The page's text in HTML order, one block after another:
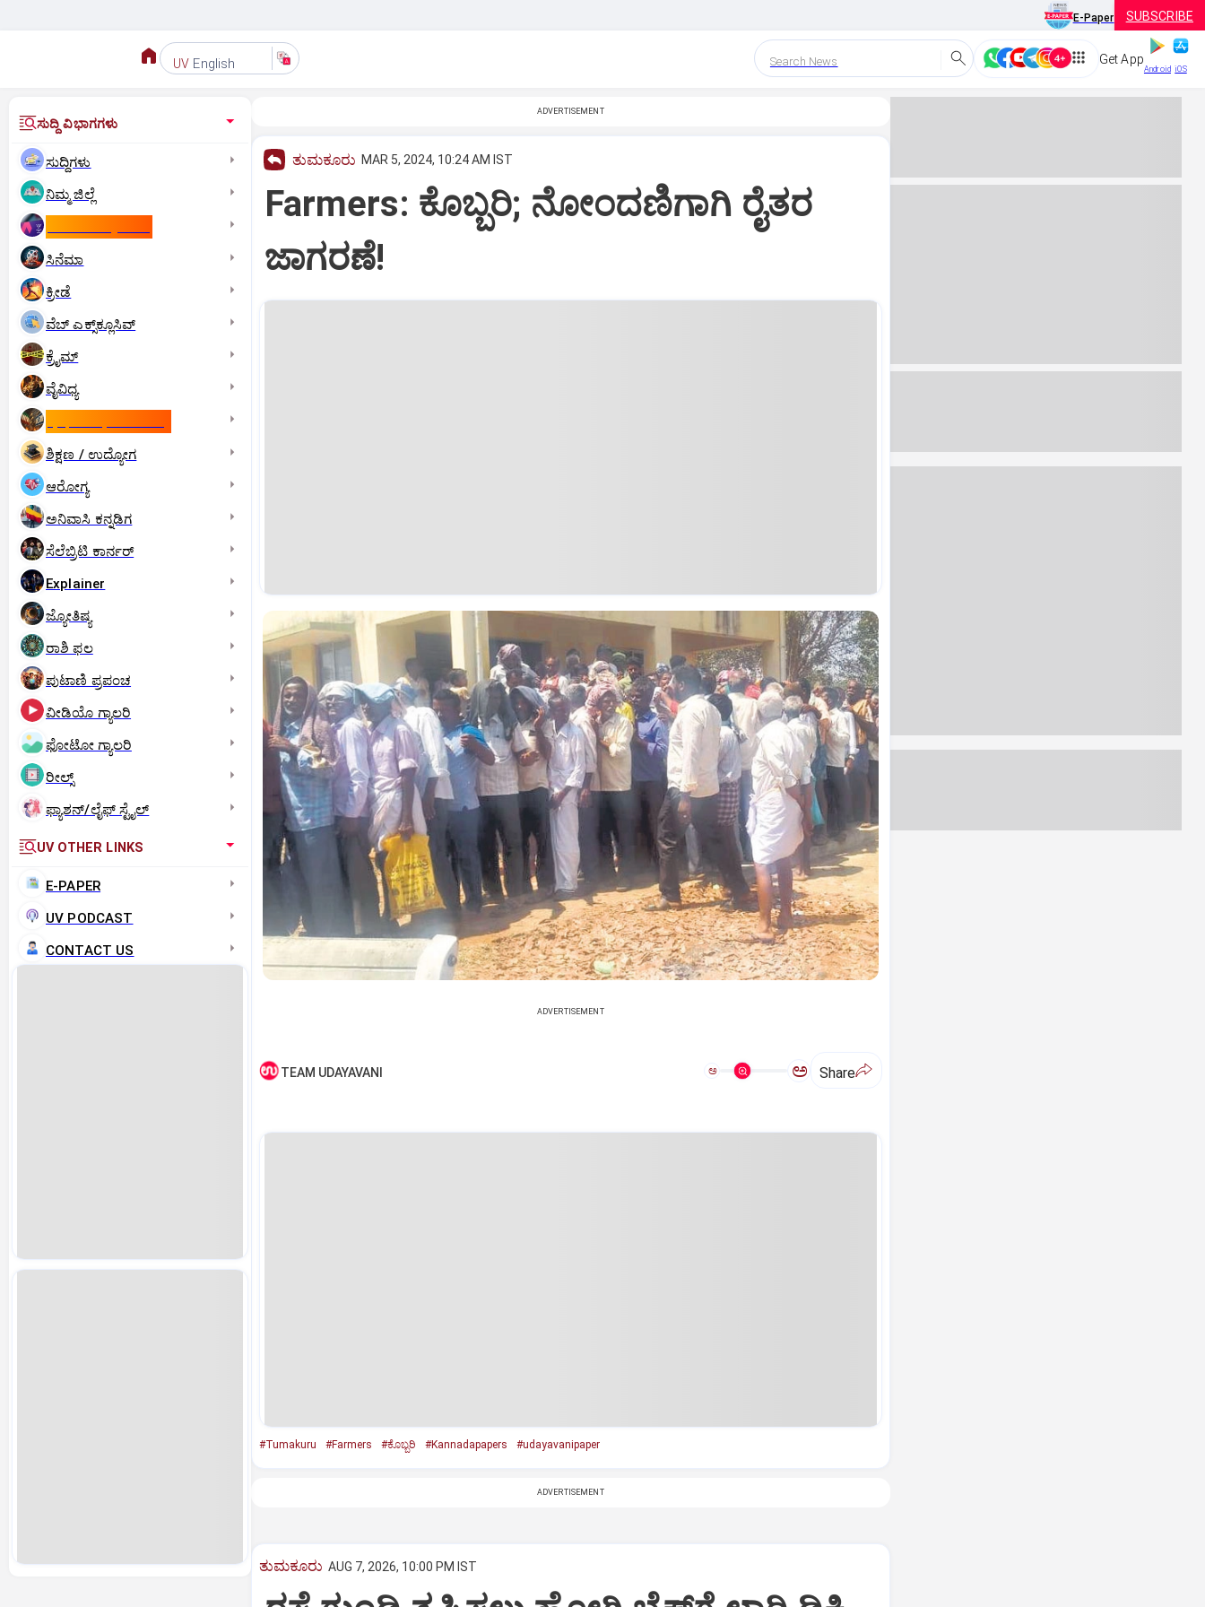
E-Paper SUBSCRIBE
UV English Search News Get App
Android iOS
ಸುದ್ದಿ ವಿಭಾಗಗಳು
ಸುದ್ದಿಗಳು
ನಿಮ್ಮ ಜಿಲ್ಲೆ
ಸಿನೆಮಾ
ಕ್ರೀಡೆ
ವೆಬ್ ಎಕ್ಸ್‌ಕ್ಲೂಸಿವ್
ಕ್ರೈಮ್
ವೈವಿಧ್ಯ
ಶಿಕ್ಷಣ / ಉದ್ಯೋಗ
ಆರೋಗ್ಯ
ಅನಿವಾಸಿ ಕನ್ನಡಿಗ
ಸೆಲೆಬ್ರಿಟಿ ಕಾರ್ನರ್‌
Explainer
ಜ್ಯೋತಿಷ್ಯ
ರಾಶಿ ಫಲ
ಪುಟಾಣಿ ಪ್ರಪಂಚ
ವೀಡಿಯೊ ಗ್ಯಾಲರಿ
ಫೋಟೋ ಗ್ಯಾಲರಿ
ರೀಲ್ಸ್
ಫ್ಯಾಶನ್/ಲೈಫ್‌ ಸ್ಟೈಲ್
UV OTHER LINKS
E-PAPER
UV PODCAST
CONTACT US
ADVERTISEMENT
ತುಮಕೂರು MAR 5, 2024, 10:24 AM IST
Farmers: ಕೊಬ್ಬರಿ; ನೋಂದಣಿಗಾಗಿ ರೈತರ
ಜಾಗರಣೆ!
ADVERTISEMENT
TEAM UDAYAVANI ಅ ಅ Share
#Tumakuru #Farmers #ಕೊಬ್ಬರಿ #Kannadapapers #udayavanipaper
ADVERTISEMENT
ತುಮಕೂರು AUG 7, 2026, 10:00 PM IST